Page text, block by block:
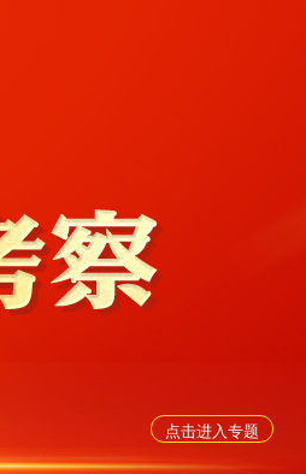
点击进入专题